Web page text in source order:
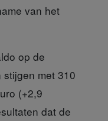
van het
op de
met 310
(+2,9
dat de